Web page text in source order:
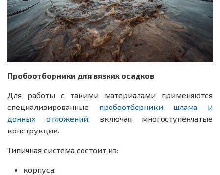
Пробоотборники для вязких осадков
Для работы с такими материалами применяются
специализированные пробоотборники шлама и
донных отложений, включая многоступенчатые
конструкции.
Типичная система состоит из:
корпуса;